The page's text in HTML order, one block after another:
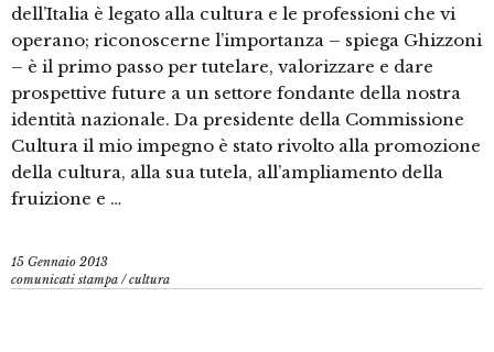
dell’Italia è legato alla cultura e le professioni che vi
operano; riconoscerne l’importanza – spiega Ghizzoni
– è il primo passo per tutelare, valorizzare e dare
prospettive future a un settore fondante della nostra
identità nazionale. Da presidente della Commissione
Cultura il mio impegno è stato rivolto alla promozione
della cultura, alla sua tutela, all’ampliamento della
fruizione e …
15 Gennaio 2013
comunicati stampa /cultura